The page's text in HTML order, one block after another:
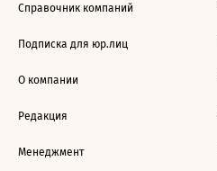
Справочник компаний
Подписка для юр.лиц
О компании
Редакция
Менеджмент